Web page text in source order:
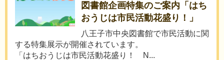
図書館企画特集のご案内「はち
おうじは市民活動花盛り！」
八王子市中央図書館で市民活動に関
する特集展示が開催されています。
「はちおうじは市民活動花盛り！ N...